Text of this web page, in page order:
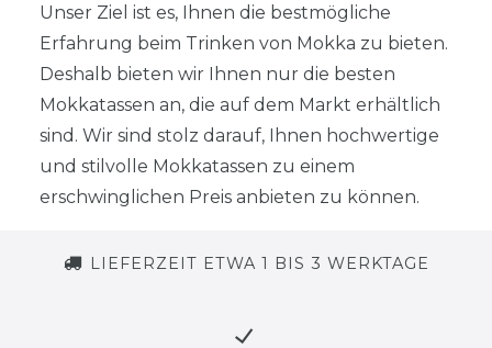
Unser Ziel ist es, Ihnen die bestmögliche
Erfahrung beim Trinken von Mokka zu bieten.
Deshalb bieten wir Ihnen nur die besten
Mokkatassen an, die auf dem Markt erhältlich
sind. Wir sind stolz darauf, Ihnen hochwertige
und stilvolle Mokkatassen zu einem
erschwinglichen Preis anbieten zu können.
LIEFERZEIT ETWA 1 BIS 3 WERKTAGE